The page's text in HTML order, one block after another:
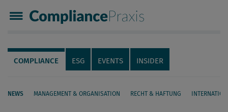
Compliance Praxis
Servicenavigation
Navigation
COMPLIANCE ESG EVENTS INSIDER
NEWS MANAGEMENT & ORGANISATION RECHT & HAFTUNG